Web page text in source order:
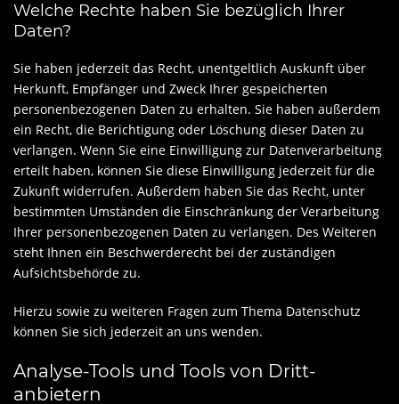
Welche Rechte haben Sie bezüglich Ihrer
Daten?
Sie haben jederzeit das Recht, unentgeltlich Auskunft über
Herkunft, Empfänger und Zweck Ihrer gespeicherten
personenbezogenen Daten zu erhalten. Sie haben außerdem
ein Recht, die Berichtigung oder Löschung dieser Daten zu
verlangen. Wenn Sie eine Einwilligung zur Datenverarbeitung
erteilt haben, können Sie diese Einwilligung jederzeit für die
Zukunft widerrufen. Außerdem haben Sie das Recht, unter
bestimmten Umständen die Einschränkung der Verarbeitung
Ihrer personenbezogenen Daten zu verlangen. Des Weiteren
steht Ihnen ein Beschwerderecht bei der zuständigen
Aufsichtsbehörde zu.
Hierzu sowie zu weiteren Fragen zum Thema Datenschutz
können Sie sich jederzeit an uns wenden.
Analyse-Tools und Tools von Dritt­
anbietern